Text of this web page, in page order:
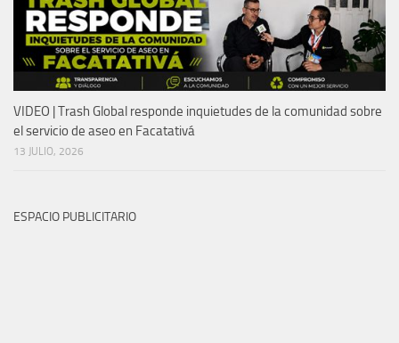
VIDEO | Trash Global responde inquietudes de la comunidad sobre
el servicio de aseo en Facatativá
13 JULIO, 2026
ESPACIO PUBLICITARIO